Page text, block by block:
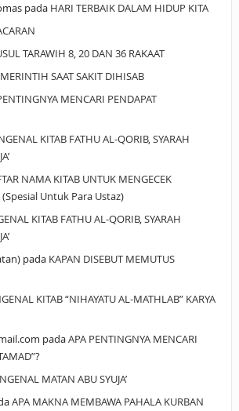
pada HARI TERBAIK DALAM HIDUP KITA
TARAWIH 8, 20 DAN 36 RAKAAT
MERINTIH SAAT SAKIT DIHISAB
MENCARI PENDAPAT
KITAB FATHU AL-QORIB, SYARAH
NAMA KITAB UNTUK MENGECEK
(Spesial Untuk Para Ustaz)
KITAB FATHU AL-QORIB, SYARAH
pada KAPAN DISEBUT MEMUTUS
KITAB “NIHAYATU AL-MATHLAB” KARYA
padaAPA PENTINGNYA MENCARI
MATAN ABU SYUJA’
APA MAKNA MEMBAWA PAHALA KURBAN